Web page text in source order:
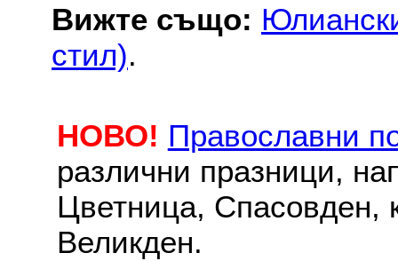
Вижте също:
стил).
НОВО! Православни
различни празници,
Цветница, Спасовден,
Великден.